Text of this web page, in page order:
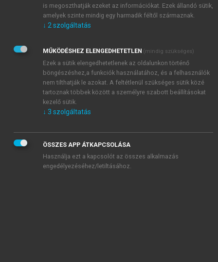
Kérek értesítést a MeRSZ újdonságairól, akcióiról.
Kérek értesítést az Akadémiai Kiadó Zrt. újdonságairól,
Adatkezelési tájékoztatóbanfoglaltakat tudomásul
veszem és elfogadom.
Általános vásárlási feltételeket, valamint a szotar.netés a
mersz.huoldalak licencszerződéseiben foglaltakat
tudomásul veszem és elfogadom.
KIPRÓBÁLOM
is megoszthatják ezeket az információkat. Ezek állandó sütik,
amelyek szinte mindig egy harmadik féltől származnak.
↓ 2 szolgáltatás
MŰKÖDÉSHEZ ELENGEDHETETLEN (mindig szükséges)
Ezek a sütik elengedhetetlenek az oldalunkon történő
böngészéshez,a funkciók használatához, és a felhasználók
nem tilthatják le azokat. A feltétlenül szükséges sütik közé
tartoznak többek között a személyre szabott beállításokat
kezelő sütik.
↓ 3 szolgáltatás
ÖSSZES APP ÁTKAPCSOLÁSA
Használja ezt a kapcsolót az összes alkalmazás
engedélyezéséhez/letiltásához.